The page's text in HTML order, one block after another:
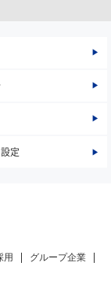
定
用
グループ企業